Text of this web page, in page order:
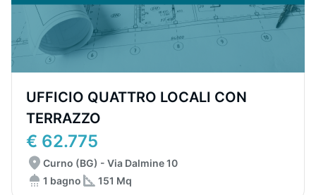
UFFICIO QUATTRO LOCALI CON
TERRAZZO
€ 62.775
Curno (BG) - Via Dalmine 10
1 bagno
151 Mq